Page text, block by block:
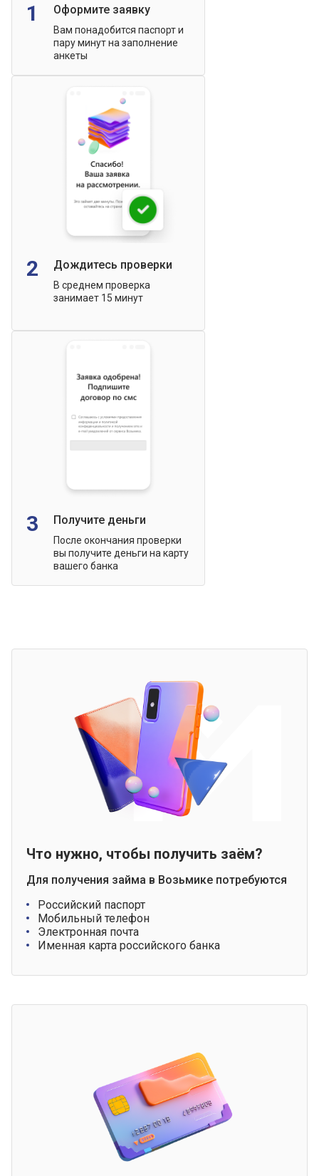
1 Оформите заявку
Вам понадобится паспорт и
пару минут на заполнение
анкеты
2 Дождитесь проверки
В среднем проверка
занимает 15 минут
3 Получите деньги
После окончания проверки
вы получите деньги на карту
вашего банка
Что нужно, чтобы получить заём?
Для получения займа в Возьмике потребуются
Российский паспорт
Мобильный телефон
Электронная почта
Именная карта российского банка